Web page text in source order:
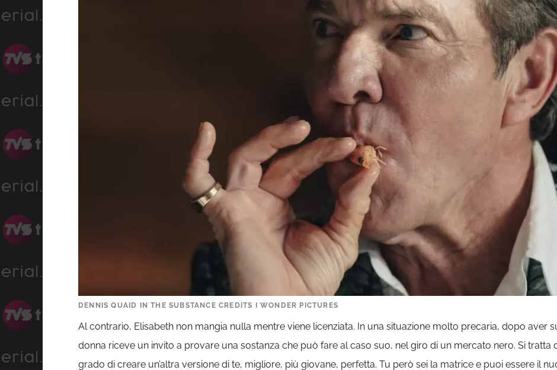
DENNIS QUAID IN THE SUBSTANCE CREDITS I WONDER PICTURES
Al contrario, Elisabeth non mangia nulla mentre viene licenziata. In una situazione molto precaria, dopo aver
donna riceve un invito a provare una sostanza che può fare al caso suo, nel giro di un mercato nero. Si tratta
grado di creare un’altra versione di te, migliore, più giovane, perfetta. Tu però sei la matrice e puoi essere il